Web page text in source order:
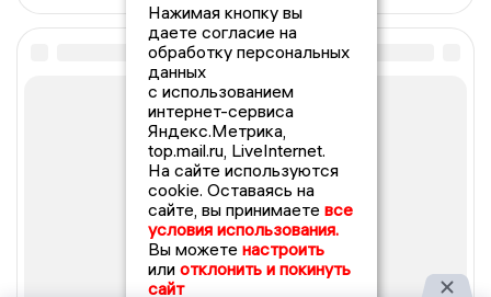
Нажимая кнопку вы
даете согласие на
обработку персональных
данных
с использованием
интернет-сервиса
Яндекс.Метрика,
top.mail.ru, LiveInternet.
На сайте используются
cookie. Оставаясь на
сайте, вы принимаете все
условия использования.
Вы можете настроить
или отклонить и покинуть
сайт